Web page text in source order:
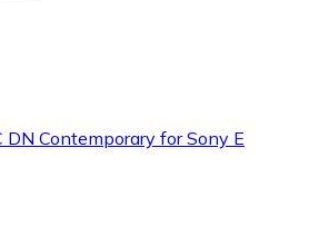
DN Contemporary for Sony E